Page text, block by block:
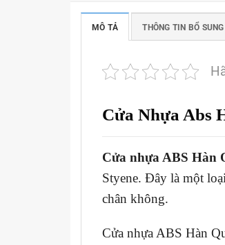
MÔ TẢ THÔNG TIN BỔ SUNG
Cửa Nhựa Abs
Cửa nhựa ABS Hàn
Styene. Đây là một
chân không.
Cửa nhựa ABS Hàn